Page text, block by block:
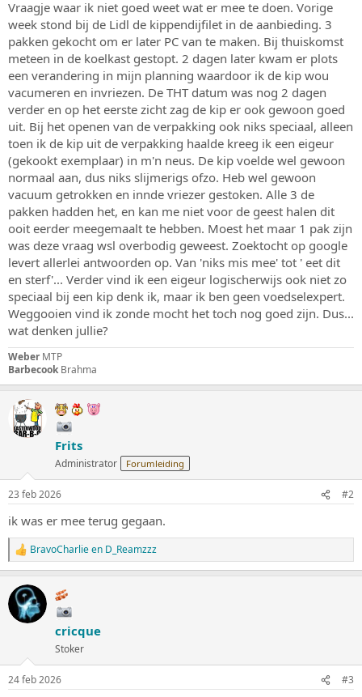
s
t
a
t
e
r
m
Vraagje waar ik niet goed weet wat er mee te doen. Vorige
week stond bij de Lidl de kippendijfilet in de aanbieding. 3
pakken gekocht om er later PC van te maken. Bij thuiskomst
meteen in de koelkast gestopt. 2 dagen later kwam er plots
een verandering in mijn planning waardoor ik de kip wou
vacumeren en invriezen. De THT datum was nog 2 dagen
verder en op het eerste zicht zag de kip er ook gewoon goed
uit. Bij het openen van de verpakking ook niks speciaal, alleen
toen ik de kip uit de verpakking haalde kreeg ik een eigeur
(gekookt exemplaar) in m'n neus. De kip voelde wel gewoon
normaal aan, dus niks slijmerigs ofzo. Heb wel gewoon
vacuum getrokken en innde vriezer gestoken. Alle 3 de
pakken hadden het, en kan me niet voor de geest halen dit
ooit eerder meegemaalt te hebben. Moest het maar 1 pak zijn
was deze vraag wsl overbodig geweest. Zoektocht op google
levert allerlei antwoorden op. Van 'niks mis mee' tot ' eet dit
en sterf'... Verder vind ik een eigeur logischerwijs ook niet zo
speciaal bij een kip denk ik, maar ik ben geen voedselexpert.
Weggooien vind ik zonde mocht het toch nog goed zijn. Dus...
wat denken jullie?
Weber MTP
Barbecook Brahma
Frits
Administrator Forumleiding
23 feb 2026 #2
ik was er mee terug gegaan.
W
a
r
d
e
e
BravoCharlieen D_Reamzzz
cricque
Stoker
24 feb 2026 #3